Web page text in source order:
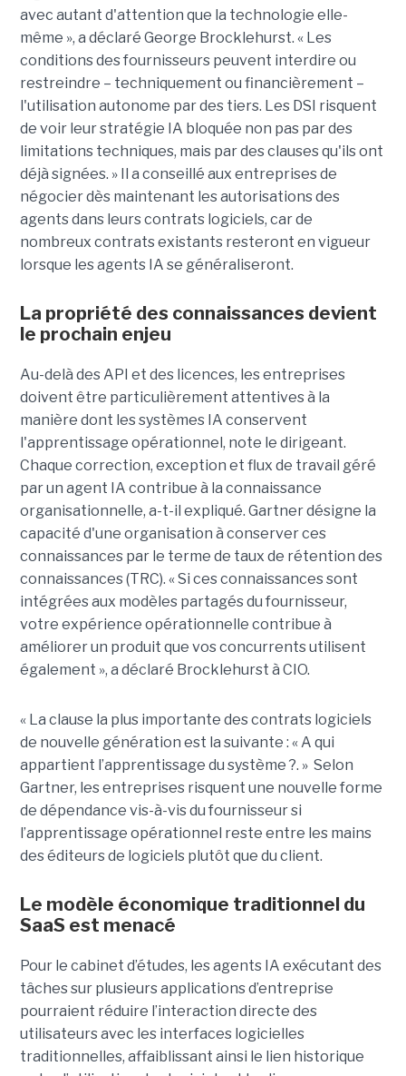
avec autant d'attention que la technologie elle-
même », a déclaré George Brocklehurst. « Les
conditions des fournisseurs peuvent interdire ou
restreindre – techniquement ou financièrement – ​​
l'utilisation autonome par des tiers. Les DSI risquent
de voir leur stratégie IA bloquée non pas par des
limitations techniques, mais par des clauses qu'ils ont
déjà signées. » Il a conseillé aux entreprises de
négocier dès maintenant les autorisations des
agents dans leurs contrats logiciels, car de
nombreux contrats existants resteront en vigueur
lorsque les agents IA se généraliseront.
La propriété des connaissances devient
le prochain enjeu
Au-delà des API et des licences, les entreprises
doivent être particulièrement attentives à la
manière dont les systèmes IA conservent
l'apprentissage opérationnel, note le dirigeant.
Chaque correction, exception et flux de travail géré
par un agent IA contribue à la connaissance
organisationnelle, a-t-il expliqué. Gartner désigne la
capacité d'une organisation à conserver ces
connaissances par le terme de taux de rétention des
connaissances (TRC). « Si ces connaissances sont
intégrées aux modèles partagés du fournisseur,
votre expérience opérationnelle contribue à
améliorer un produit que vos concurrents utilisent
également », a déclaré Brocklehurst à CIO.
« La clause la plus importante des contrats logiciels
de nouvelle génération est la suivante : « A qui
appartient l’apprentissage du système ?. » Selon
Gartner, les entreprises risquent une nouvelle forme
de dépendance vis-à-vis du fournisseur si
l’apprentissage opérationnel reste entre les mains
des éditeurs de logiciels plutôt que du client.
Le modèle économique traditionnel du
SaaS est menacé
Pour le cabinet d’études, les agents IA exécutant des
tâches sur plusieurs applications d’entreprise
pourraient réduire l’interaction directe des
utilisateurs avec les interfaces logicielles
traditionnelles, affaiblissant ainsi le lien historique